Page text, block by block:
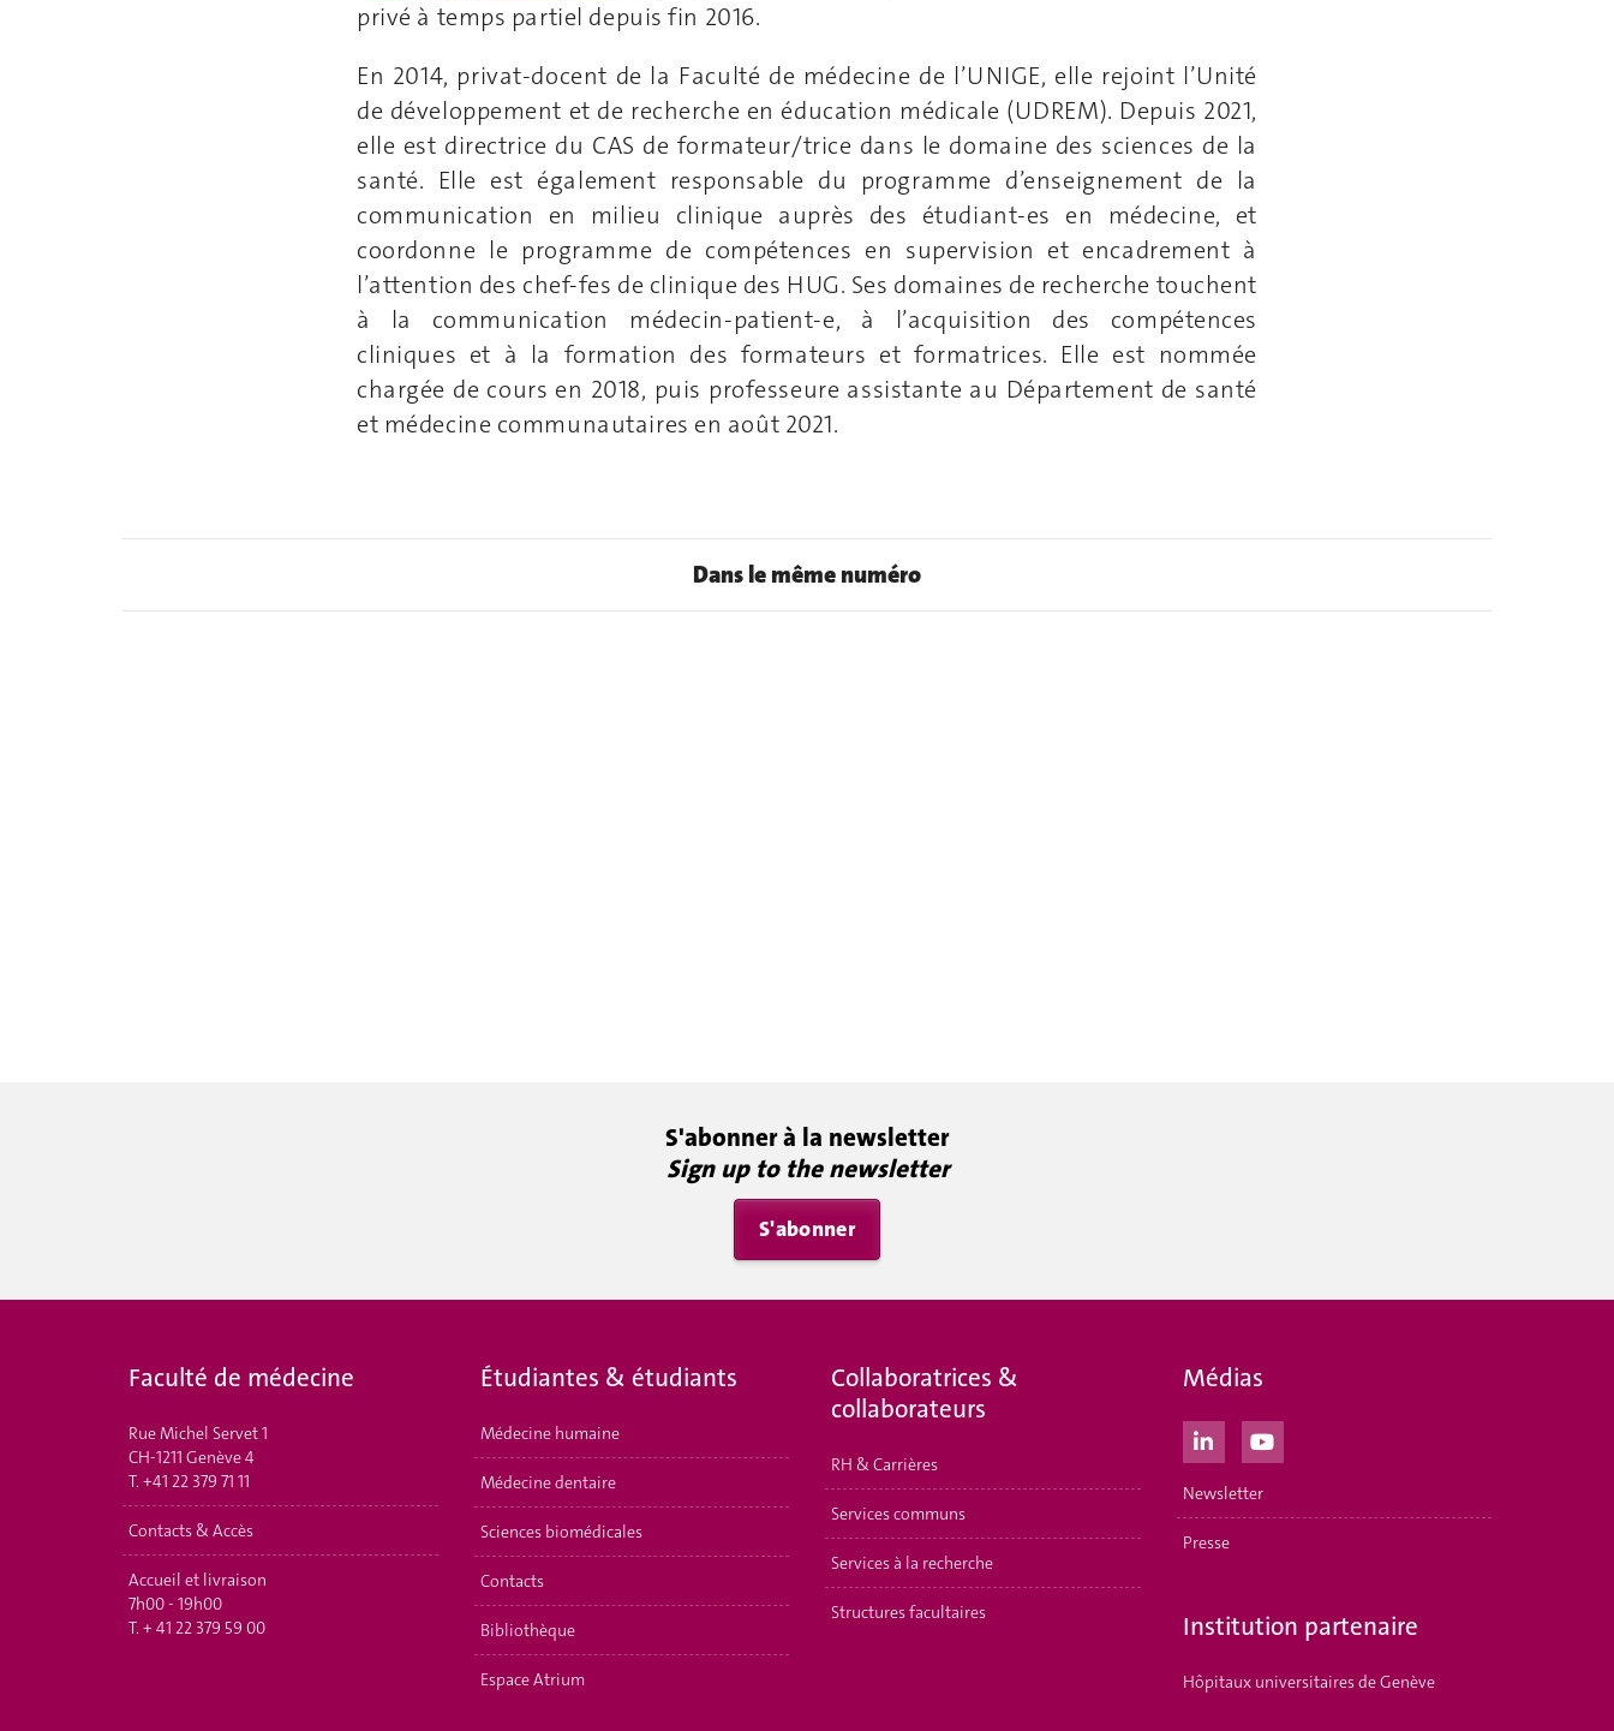
privé à temps partiel depuis fin 2016.
En 2014, privat-docent de la Faculté de médecine de l’UNIGE, elle rejoint l’Unité
de développement et de recherche en éducation médicale (UDREM). Depuis 2021,
elle est directrice du CAS de formateur/trice dans le domaine des sciences de la
santé. Elle est également responsable du programme d’enseignement de la
communication en milieu clinique auprès des étudiant-es en médecine, et
coordonne le programme de compétences en supervision et encadrement à
l’attention des chef-fes de clinique des HUG. Ses domaines de recherche touchent
à la communication médecin-patient-e, à l’acquisition des compétences
cliniques et à la formation des formateurs et formatrices. Elle est nommée
chargée de cours en 2018, puis professeure assistante au Département de santé
et médecine communautaires en août 2021.
Dans le même numéro
S'abonner à la newsletter
Sign up to the newsletter
S'abonner
Faculté de médecine
Rue Michel Servet 1
CH-1211 Genève 4
T. +41 22 379 71 11
Contacts & Accès
Accueil et livraison
7h00 - 19h00
T. + 41 22 379 59 00
Étudiantes & étudiants
Médecine humaine
Médecine dentaire
Sciences biomédicales
Contacts
Bibliothèque
Espace Atrium
Collaboratrices &
collaborateurs
RH & Carrières
Services communs
Services à la recherche
Structures facultaires
Médias
Newsletter
Presse
Institution partenaire
Hôpitaux universitaires de Genève